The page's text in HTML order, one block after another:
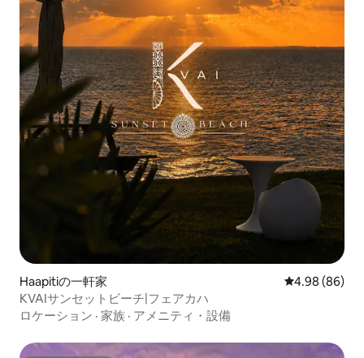
Haapitiの一軒家 レビュー86件
4.98 (86)
KVAIサンセットビーチ|フェアカハ
ロケーション · 家族 · アメニティ・設備